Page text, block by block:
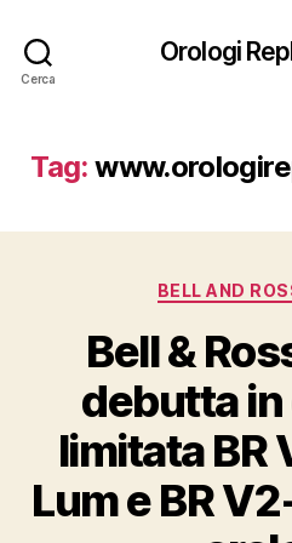
Cerca
Orologi
Tag:
BELL AND
Bell &
debutta
limitata BR
Lum e BR